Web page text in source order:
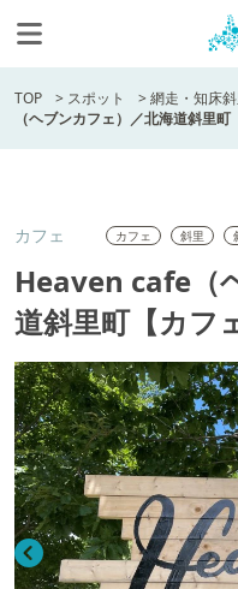
TOP > スポット >網走・知床
（ヘブンカフェ）／北海道斜里町
カフェ カフェ 斜里
Heaven cafe（
道斜里町【カフ